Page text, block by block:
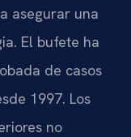
asegurar una
El bufete ha
de casos
1997. Los
no